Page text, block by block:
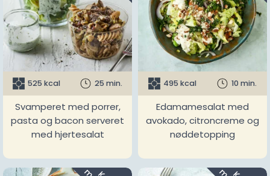
525 kcal 25 min.
Svamperet med porrer,
pasta og bacon serveret
med hjertesalat
495 kcal 10 min.
Edamamesalat med
avokado, citroncreme og
nøddetopping